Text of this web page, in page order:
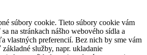
súbory cookie. Tieto súbory cookie vám
na stránkach nášho webového sídla a
vlastných preferencií. Bez nich by sme vám
služby, napr. ukladanie